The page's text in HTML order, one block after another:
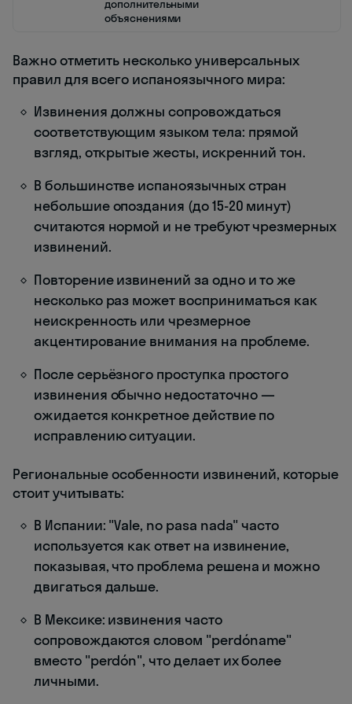
дополнительными
объяснениями
Важно отметить несколько универсальных
правил для всего испаноязычного мира:
Извинения должны сопровождаться
соответствующим языком тела: прямой
взгляд, открытые жесты, искренний тон.
В большинстве испаноязычных стран
небольшие опоздания (до 15-20 минут)
считаются нормой и не требуют чрезмерных
извинений.
Повторение извинений за одно и то же
несколько раз может восприниматься как
неискренность или чрезмерное
акцентирование внимания на проблеме.
После серьёзного проступка простого
извинения обычно недостаточно —
ожидается конкретное действие по
исправлению ситуации.
Региональные особенности извинений, которые
стоит учитывать:
В Испании: "Vale, no pasa nada" часто
используется как ответ на извинение,
показывая, что проблема решена и можно
двигаться дальше.
В Мексике: извинения часто
сопровождаются словом "perdóname"
вместо "perdón", что делает их более
личными.